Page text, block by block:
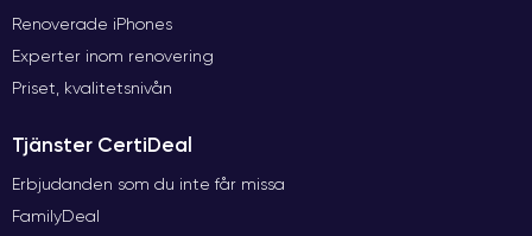
Renoverade iPhones
Experter inom renovering
Priset, kvalitetsnivån
Tjänster CertiDeal
Erbjudanden som du inte får missa
FamilyDeal